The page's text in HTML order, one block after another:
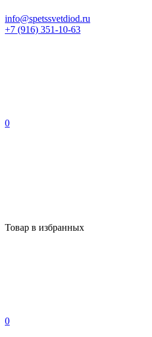
info@spetssvetdiod.ru
+7 (916) 351-10-63
0
Товар в избранных
0